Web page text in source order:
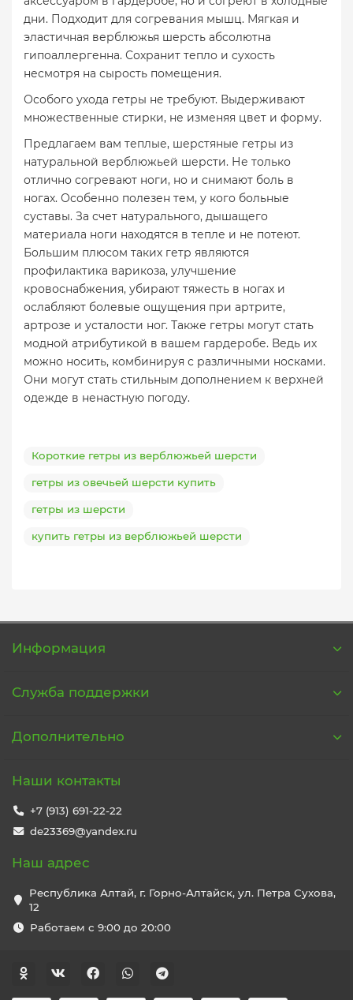
дни. Подходит для согревания мышц. Мягкая и
эластичная верблюжья шерсть абсолютна
гипоаллергенна. Сохранит тепло и сухость
несмотря на сырость помещения.
Особого ухода гетры не требуют. Выдерживают
множественные стирки, не изменяя цвет и форму.
Предлагаем вам теплые, шерстяные гетры из
натуральной верблюжьей шерсти. Не только
отлично согревают ноги, но и снимают боль в
ногах. Особенно полезен тем, у кого больные
суставы. За счет натурального, дышащего
материала ноги находятся в тепле и не потеют.
Большим плюсом таких гетр являются
профилактика варикоза, улучшение
кровоснабжения, убирают тяжесть в ногах и
ослабляют болевые ощущения при артрите,
артрозе и усталости ног. Также гетры могут стать
модной атрибутикой в вашем гардеробе. Ведь их
можно носить, комбинируя с различными носками.
Они могут стать стильным дополнением к верхней
одежде в ненастную погоду.
Короткие гетры из верблюжьей шерсти
гетры из овечьей шерсти купить
гетры из шерсти
купить гетры из верблюжьей шерсти
Информация
Служба поддержки
Дополнительно
Наши контакты
+7 (913) 691-22-22
de23369@yandex.ru
Наш адрес
Республика Алтай, г. Горно-Алтайск, ул. Петра Сухова,
12
Работаем с 9:00 до 20:00